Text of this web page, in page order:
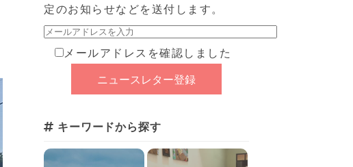
定のお知らせなどを送付します。
メールアドレスを確認しました
キーワードから探す